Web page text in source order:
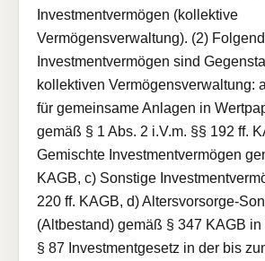
Investmentvermögen (kollektive
Vermögensverwaltung). (2)
Investmentvermögen sind
kollektiven Vermögensverwaltung:
für gemeinsame Anlagen in
gemäß § 1 Abs. 2 i.V.m. §§ 192 ff.
Gemischte Investmentvermögen
KAGB, c) Sonstige
220 ff. KAGB, d) Altersvorsorge-
(Altbestand) gemäß § 347 KAGB
§ 87 Investmentgesetz in der bis